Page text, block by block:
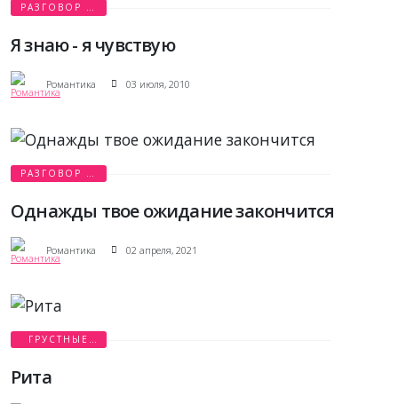
РАЗГОВОР О
ЛЮБВИ
Я знаю - я чувствую
Романтика 03 июля, 2010
РАЗГОВОР О
ЛЮБВИ
Однажды твое ожидание закончится
Романтика 02 апреля, 2021
ГРУСТНЫЕ
ИСТОРИИ
Рита